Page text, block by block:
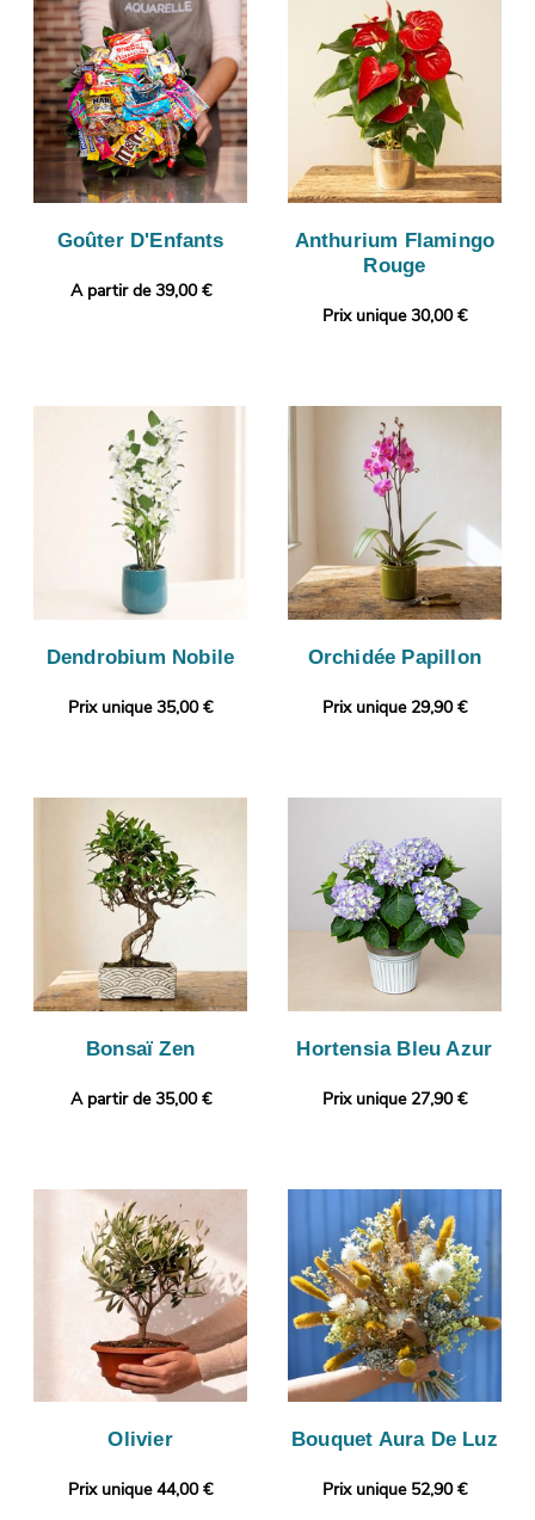
Goûter D'Enfants
A partir de 39,00 €
Anthurium Flamingo
Rouge
Prix unique 30,00 €
Dendrobium Nobile
Prix unique 35,00 €
Orchidée Papillon
Prix unique 29,90 €
Bonsaï Zen
A partir de 35,00 €
Hortensia Bleu Azur
Prix unique 27,90 €
Olivier
Prix unique 44,00 €
Bouquet Aura De Luz
Prix unique 52,90 €